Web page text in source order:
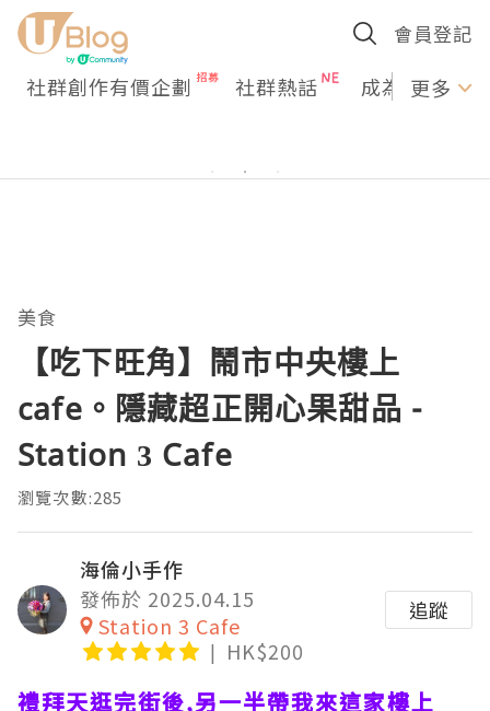
會員登記
社群創作有價企劃 社群熱話 成為U更多
美食
【吃下旺角】鬧市中央樓上
cafe。隱藏超正開心果甜品 -
Station 3 Cafe
瀏覽次數:285
海倫小手作
發佈於 2025.04.15
Station 3 Cafe
HK$200
追蹤
禮拜天逛完街後,另一半帶我來這家樓上